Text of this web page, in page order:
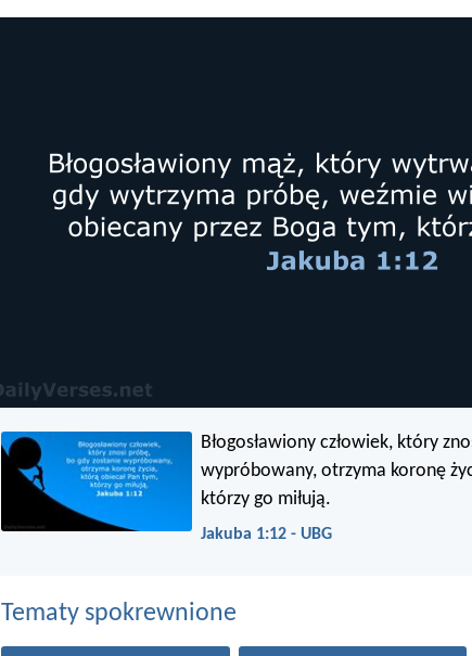
Błogosławiony człowiek, który
wypróbowany, otrzyma koronę
którzy go miłują.
Jakuba 1:12 - UBG
Tematy spokrewnione